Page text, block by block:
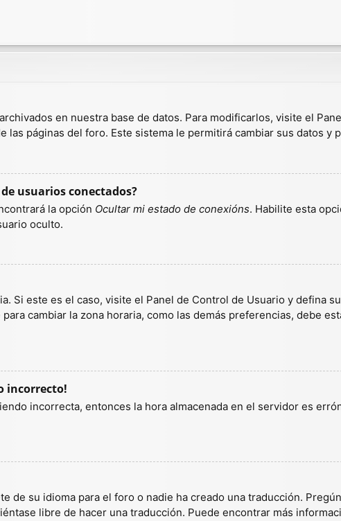
en nuestra base de datos. Para modificarlos, visite el
páginas del foro. Este sistema le permitirá cambiar sus datos y
usuarios conectados?
la opción Ocultar mi estado de conexións. Habilite esta
oculto.
Si este es el caso, visite el Panel de Control de Usuario y defina
cambiar la zona horaria, como las demás preferencias, debe
incorrecto!
incorrecta, entonces la hora almacenada en el servidor es
de su idioma para el foro o nadie ha creado una traducción.
libre de hacer una traducción. Puede encontrar más